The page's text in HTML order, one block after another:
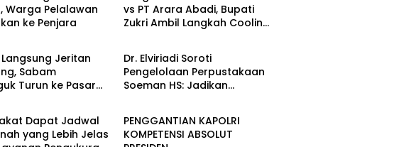
Warga Pelalawan
ke Penjara
vs PT Arara Abadi, Bupati
Zukri Ambil Langkah Cooling
Jeritan
Sabam
Turun ke Pasar
Berita
Dr. Elviriadi Soroti
Pengelolaan Perpustakaan
Soeman HS: Jadikan
Intelektual
Dapat Jadwal
yang Lebih Jelas
Berita
PENGGANTIAN KAPOLRI
KOMPETENSI ABSOLUT